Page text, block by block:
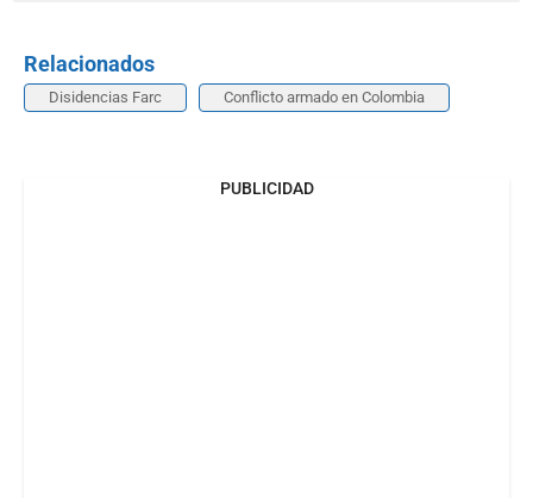
Relacionados
Disidencias Farc Conflicto armado en Colombia
PUBLICIDAD